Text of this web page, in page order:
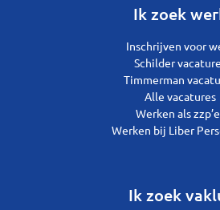
Ik zoek
Inschrijven voor
Schilder
Timmerman
Alle vacatures
Werken als
Werken bij Liber
Ik zoek